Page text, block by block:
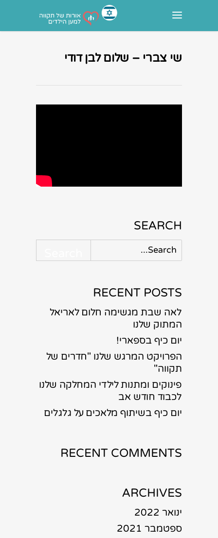
שי צברי – שלום לבן דודי
SEARCH
RECENT POSTS
לאה שבת מגשימה חלום לאריאל
המתוק שלנו
יום כיף בספארי!
הפרויקט המרגש שלנו "חדרים של
תקווה"
פינוקים ומתנות לילדי המחלקה שלנו
לכבוד חודש אב
יום כיף בשיתוף מלאכים על גלגלים
RECENT COMMENTS
ARCHIVES
ינואר 2022
ספטמבר 2021